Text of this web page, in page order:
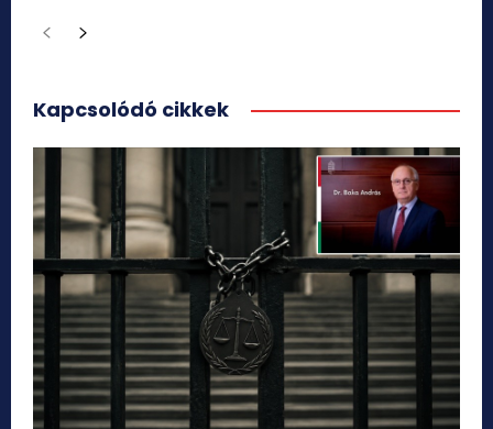
Kapcsolódó cikkek